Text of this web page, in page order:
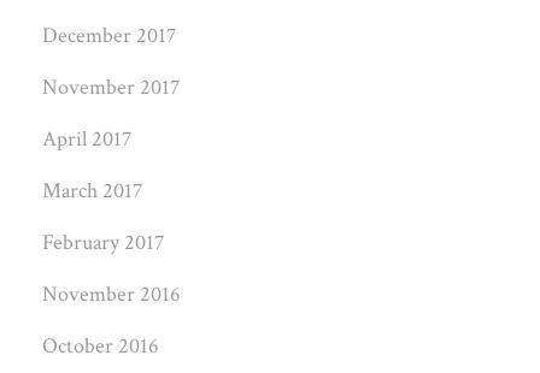
December 2017
November 2017
April 2017
March 2017
February 2017
November 2016
October 2016